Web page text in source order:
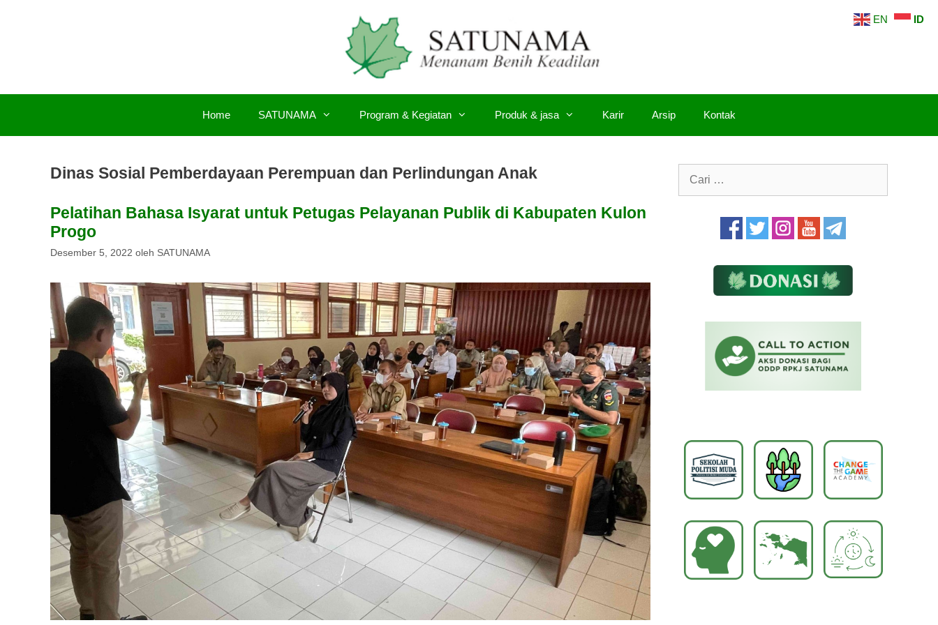
Home SATUNAMA Program & Kegiatan Produk & jasa Karir Arsip Kontak
Dinas Sosial Pemberdayaan Perempuan dan Perlindungan Anak
Pelatihan Bahasa Isyarat untuk Petugas Pelayanan Publik di Kabupaten Kulon
Progo
Desember 5, 2022 oleh SATUNAMA
Cari
EN ID